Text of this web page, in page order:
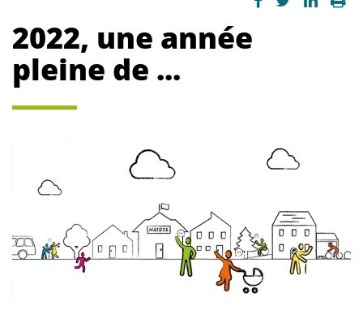
2022, une année
pleine de ...